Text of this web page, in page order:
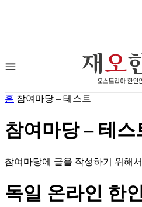
홈 참여마당 – 테스트
참여마당 – 테스
참여마당에 글을 작성하기 위해
독일 온라인 한